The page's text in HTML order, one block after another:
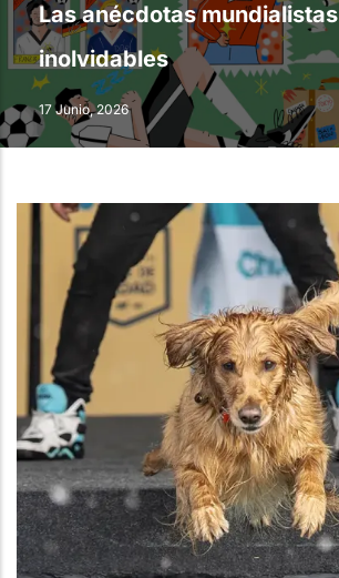
Las anécdotas mundialistas
inolvidables
17 Junio, 2026